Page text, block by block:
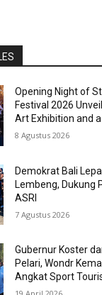
Opening Night of
Festival 2026
Art Exhibition and
8 Agustus 2026
Demokrat Bali
Lembeng, Dukung
ASRI
7 Agustus 2026
Gubernur Koster
Pelari, Wondr
Angkat Sport